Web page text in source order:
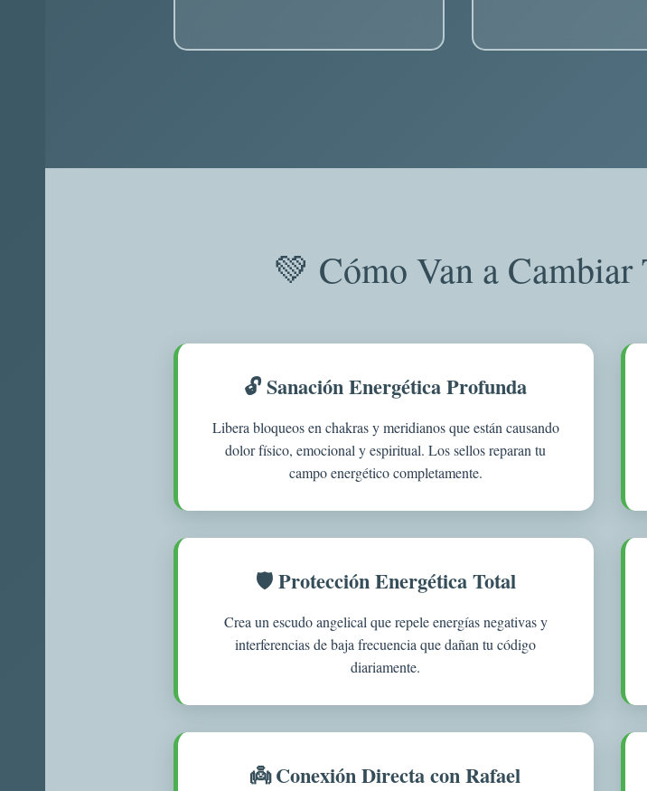
💚 Cómo Van a Cambiar
🔓 Sanación Energética Profunda
Libera bloqueos en chakras y meridianos que están causando
dolor físico, emocional y espiritual. Los sellos reparan tu
campo energético completamente.
🛡️ Protección Energética Total
Crea un escudo angelical que repele energías negativas y
interferencias de baja frecuencia que dañan tu código
diariamente.
👼 Conexión Directa con Rafael